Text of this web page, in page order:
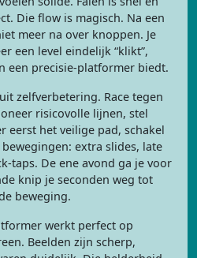
Die flow is magisch. Na een
meer na over knoppen. Je
een level eindelijk “klikt”,
een precisie-platformer biedt.
zelfverbetering. Race tegen
risicovolle lijnen, stel
eerst het veilige pad, schakel
extra slides, late
taps. De ene avond ga je voor
knip je seconden weg tot
beweging.
werkt perfect op
Beelden zijn scherp,